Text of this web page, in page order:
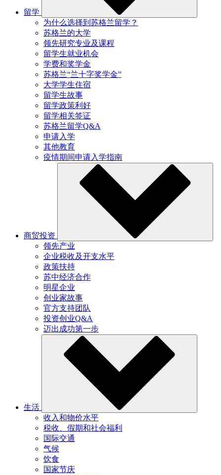
留学
为什么选择到苏格兰留学？
苏格兰的大学
领先研究专业及课程
留学生就业机会
学费和奖学金
苏格兰“兰十字奖学金”
大学学生住宿
留学生故事
留学政策利好
留学相关签证
苏格兰留学Q&A
申请入学
其他教育
疫情期间申请入学指南
商贸投资
领先产业
企业税收及开支水平
政策扶持
苏中经济合作
明星企业
创业家故事
官方支持团队
投资创业Q&A
迈出成功第一步
生活
收入和物价水平
税收、假期和社会福利
国际交通
气候
饮食
国家节庆